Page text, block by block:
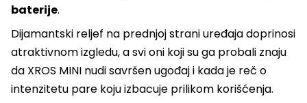
baterije.
Dijamantski reljef na prednjoj strani uređaja doprinosi
atraktivnom izgledu, a svi oni koji su ga probali znaju
da XROS MINI nudi savršen ugođaj i kada je reč o
intenzitetu pare koju izbacuje prilikom korišćenja.